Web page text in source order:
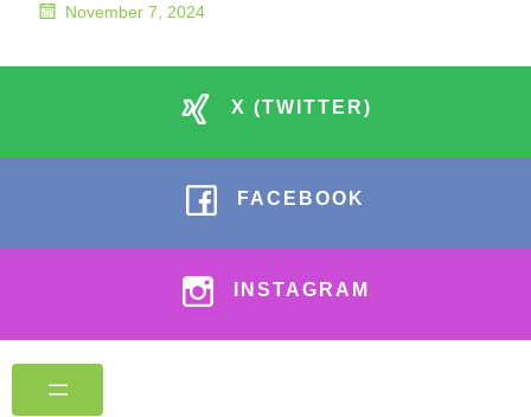
November 7, 2024
X (TWITTER)
FACEBOOK
INSTAGRAM